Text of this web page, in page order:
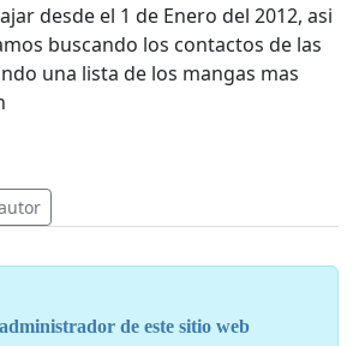
desde el 1 de Enero del 2012, asi
buscando los contactos de las
una lista de los mangas mas
de este sitio web